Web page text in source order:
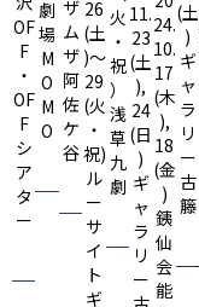
OF
F
・
OF
F
シ
ア
タ
ー
劇
場
M
O
M
O
ザ
ム
ザ
阿
佐
ケ
谷
26
(土
)～
29
(火
・
祝)
ル
ー
サ
イ
ト
ギ
火
・
祝
）
浅
草
九
劇
11.
23
(土
),
24
(日
)
ギ
ャ
ラ
リ
ー
24.
10.
17
(木
),
18
(金
)
銕
仙
会
能
(土
)
ギ
ャ
ラ
リ
ー
古
籐